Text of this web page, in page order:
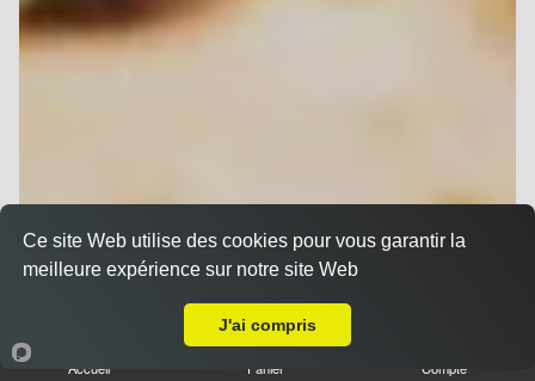
Accueil Panier Compte
Ce site Web utilise des cookies pour vous garantir la
meilleure expérience sur notre site Web
J'ai compris